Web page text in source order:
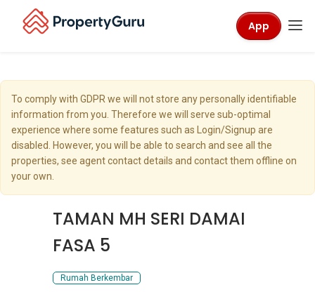
App
To comply with GDPR we will not store any personally identifiable
information from you. Therefore we will serve sub-optimal
experience where some features such as Login/Signup are
disabled. However, you will be able to search and see all the
properties, see agent contact details and contact them offline on
your own.
TAMAN MH SERI DAMAI
FASA 5
Rumah Berkembar